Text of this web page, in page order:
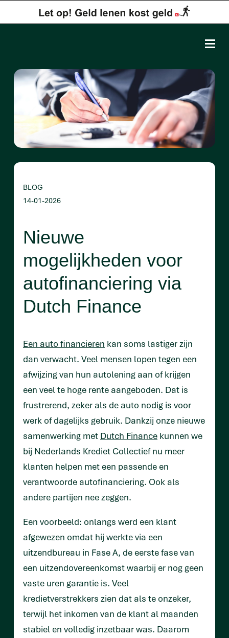
BLOG
14-01-2026
Nieuwe
mogelijkheden voor
autofinanciering via
Dutch Finance
Een auto financieren kan soms lastiger zijn
dan verwacht. Veel mensen lopen tegen een
afwijzing van hun autolening aan of krijgen
een veel te hoge rente aangeboden. Dat is
frustrerend, zeker als de auto nodig is voor
werk of dagelijks gebruik. Dankzij onze nieuwe
samenwerking met Dutch Finance kunnen we
bij Nederlands Krediet Collectief nu meer
klanten helpen met een passende en
verantwoorde autofinanciering. Ook als
andere partijen nee zeggen.
Een voorbeeld: onlangs werd een klant
afgewezen omdat hij werkte via een
uitzendbureau in Fase A, de eerste fase van
een uitzendovereenkomst waarbij er nog geen
vaste uren garantie is. Veel
kredietverstrekkers zien dat als te onzeker,
terwijl het inkomen van de klant al maanden
stabiel en volledig inzetbaar was. Daarom